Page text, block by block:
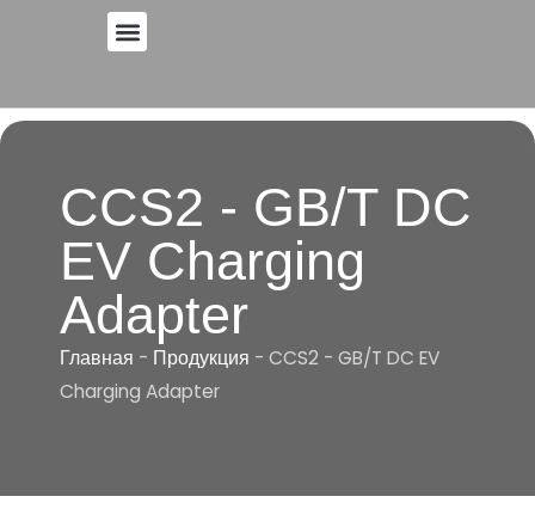
CCS2 - GB/T DC
EV Charging
Adapter
Главная - Продукция - CCS2 - GB/T DC EV
Charging Adapter